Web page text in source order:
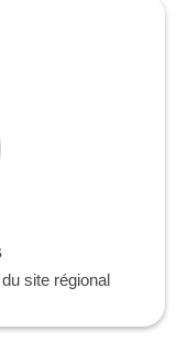
site régional